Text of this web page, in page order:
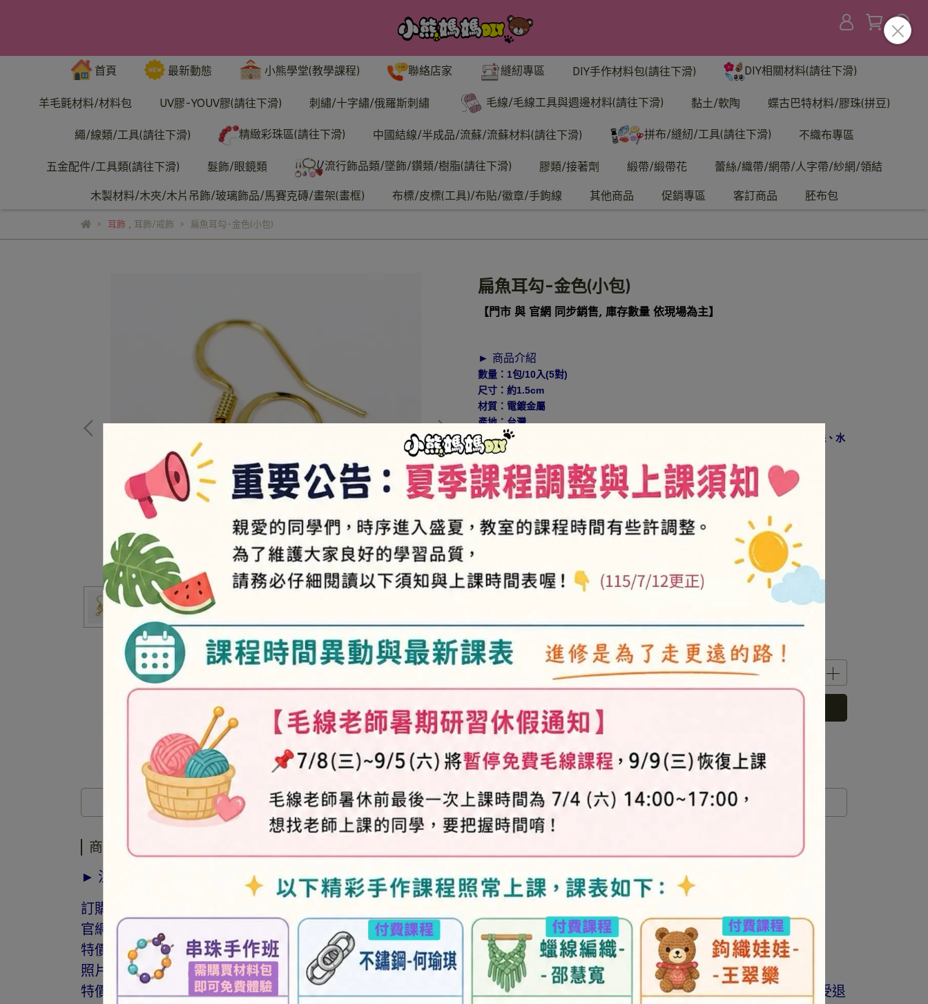
首頁 最新動態 小熊學堂(教學課程) 聯絡店家 縫紉專區 DIY手作材料包(請往下滑) DIY相關材料(請往下滑)
羊毛氈材料/材料包 UV膠-YOUV膠(請往下滑) 刺繡/十字繡/俄羅斯刺繡 毛線/毛線工具與週邊材料(請往下滑) 黏土/軟陶 蝶古巴特材料/膠珠(拼豆)
繩/線類/工具(請往下滑) 精緻彩珠區(請往下滑) 中國結線/半成品/流蘇/流蘇材料(請往下滑) 拼布/縫紉/工具(請往下滑) 不織布專區
五金配件/工具類(請往下滑) 髮飾/眼鏡類 流行飾品類/墜飾/鑽類/樹脂(請往下滑) 膠類/接著劑 緞帶/緞帶花 蕾絲/織帶/網帶/人字帶/紗網/領結
木製材料/木夾/木片吊飾/玻璃飾品/馬賽克磚/畫架(畫框) 布標/皮標(工具)/布貼/徽章/手鉤線 其他商品 促銷專區 客訂商品 胚布包
耳飾 , 耳飾/戒飾 扁魚耳勾-金色(小包)
扁魚耳勾-金色(小包)
【門市 與 官網 同步銷售, 庫存數量 依現場為主】
► 商品介紹
數量：1包/10入(5對)
尺寸：約1.5cm
材質：電鍍金屬
產地：台灣
使用方式：掛勾穿洞式耳環，圈圈部分可自行搭配吊掛造型配件。例如吊飾、珠珠、水
晶都可以讓妳的耳環更漂亮唷！
► VIP會員-售價85折NT$25/金卡會員-售價8折NT$24
(部份商品9折，特價商品、品牌商品及促銷活動不折扣)
► 如何加入會員⇒https://pse.is/3njdxz
加入購物車
加入最愛 此商品 「 最高 」可以折抵紅利
商品介紹 規格說明 運送方式
商品介紹
► 注意事項
訂購前請詳閱「線上訂購流程說明」及「退換貨需知」，謝謝。
官網與門市同步銷售，如遇缺貨會由專人與您聯繫。
特價商品，會員不再提供折扣優惠。
照片因拍攝光線與螢幕色差而有所差異，實際顏色與網路呈現略有不同，將以實際出貨商品為準。
特價品、客訂商品、毛線、緞帶、繩線、零碼商品、工具、消耗性商品(如膠類…等)，與著作權商品(如書籍…等)，恕不接受退